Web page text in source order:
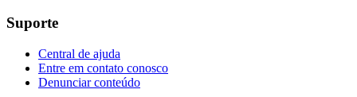
Suporte
Central de ajuda
Entre em contato conosco
Denunciar conteúdo